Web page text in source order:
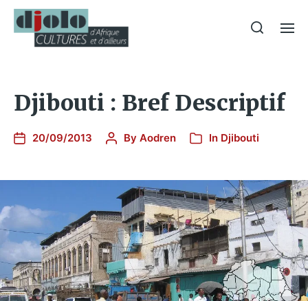
Djibouti : Bref Descriptif
20/09/2013 By Aodren In Djibouti